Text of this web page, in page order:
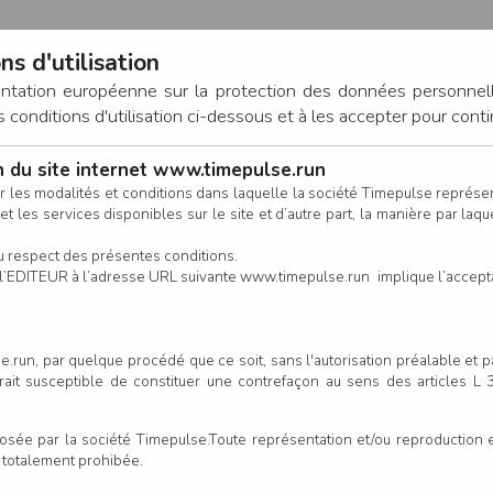
CONNEXION
CALENDRIER RÉSULTATS
- Course Nature 5Km
d'utilisation
européenne sur la protection des données
conditions d'utilisation ci-dessous et à les accepter pour
du site internet www.timepulse.run
modalités et conditions dans laquelle la société Timepulse
les services disponibles sur le site et d’autre part, la manière par
respect des présentes conditions.
à l’adresse URL suivante www.timepulse.run implique
par quelque procédé que ce soit, sans l'autorisation préalable et
susceptible de constituer une contrefaçon au sens des articles
par la société Timepulse.Toute représentation et/ou
prohibée.